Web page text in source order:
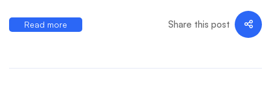
Read more Share this post